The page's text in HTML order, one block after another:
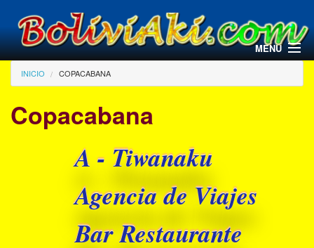
MENU
Usted está aquí
INICIO COPACABANA
Copacabana
A - Tiwanaku
Agencia de Viajes
Bar Restaurante